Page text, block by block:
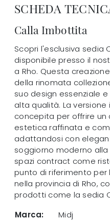
SCHEDA
Calla Imbottita
Scopri l'esclusiva sedia
disponibile presso il
a Rho. Questa
della rinomata
suo design essenziale
alta qualità. La
concepita per offrire
estetica raffinata e
adattandosi con
soggiorno moderno
spazi contract come
punto di riferimento
nella provincia di Rho,
prodotti come la sedia
Marca:
Midj